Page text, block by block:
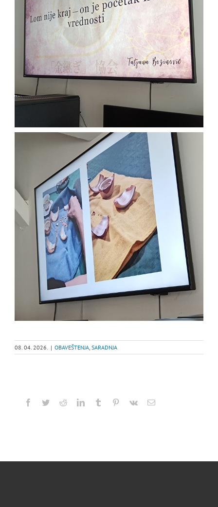
08. 04. 2026. | OBAVEŠTENJA SARADNJA
Facebook
TwitterRedditLinkedInTumblr Pinterest
Vk Email